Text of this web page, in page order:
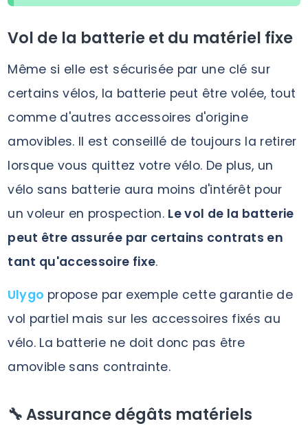
Vol de la batterie et du matériel fixe
Même si elle est sécurisée par une clé sur
certains vélos, la batterie peut être volée, tout
comme d'autres accessoires d'origine
amovibles. Il est conseillé de toujours la retirer
lorsque vous quittez votre vélo. De plus, un
vélo sans batterie aura moins d'intérêt pour
un voleur en prospection. Le vol de la batterie
peut être assurée par certains contrats en
tant qu'accessoire fixe.
Ulygo propose par exemple cette garantie de
vol partiel mais sur les accessoires fixés au
vélo. La batterie ne doit donc pas être
amovible sans contrainte.
🔧 Assurance dégâts matériels